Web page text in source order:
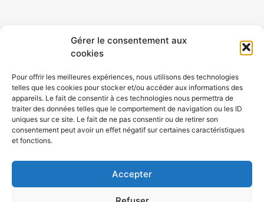
Gérer le consentement aux
cookies
Pour offrir les meilleures expériences, nous utilisons des technologies
telles que les cookies pour stocker et/ou accéder aux informations des
appareils. Le fait de consentir à ces technologies nous permettra de
traiter des données telles que le comportement de navigation ou les ID
uniques sur ce site. Le fait de ne pas consentir ou de retirer son
consentement peut avoir un effet négatif sur certaines caractéristiques
et fonctions.
Accepter
CONTACT MENTIONS LÉGALES
ACCESSIBILITÉ
POLITIQUE DE COOKIES (UE)